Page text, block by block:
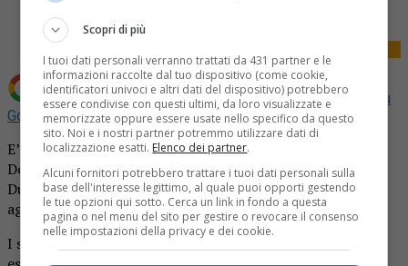
Aggiungi La Provincia di Biella come Fonte preferita su
Google
E’ conto alla rovescia per gli amanti dello shopping.
Domani, sabato 2 luglio, infatti, inizieranno i saldi.
Dureranno per circa sessanta giorni, ovvero fino al 27
agosto.
I saldi di fine stagione si ripetono due volte l’anno e gli
Scopri di più
I tuoi dati personali verranno trattati da 431 partner e le
informazioni raccolte dal tuo dispositivo (come cookie,
identificatori univoci e altri dati del dispositivo) potrebbero
essere condivise con questi ultimi, da loro visualizzate e
memorizzate oppure essere usate nello specifico da questo
sito. Noi e i nostri partner potremmo utilizzare dati di
localizzazione esatti. Elenco dei partner.
Alcuni fornitori potrebbero trattare i tuoi dati personali sulla
base dell'interesse legittimo, al quale puoi opporti gestendo
le tue opzioni qui sotto. Cerca un link in fondo a questa
pagina o nel menu del sito per gestire o revocare il consenso
nelle impostazioni della privacy e dei cookie.